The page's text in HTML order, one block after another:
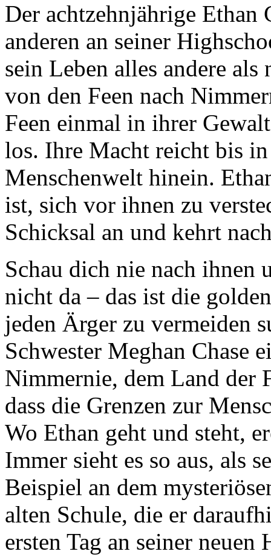
Der achtzehnjährige Ethan
anderen an seiner
sein Leben alles andere
von den Feen nach
Feen einmal in ihrer
los. Ihre Macht reicht bis
Menschenwelt hinein.
ist, sich vor ihnen zu
Schicksal an und kehrt
Schau dich nie nach ihnen
nicht da – das ist die
jeden Ärger zu vermeiden
Schwester Meghan Chase
Nimmernie, dem Land der
dass die Grenzen zur
Wo Ethan geht und steht,
Immer sieht es so aus, als
Beispiel an dem
alten Schule, die er
ersten Tag an seiner